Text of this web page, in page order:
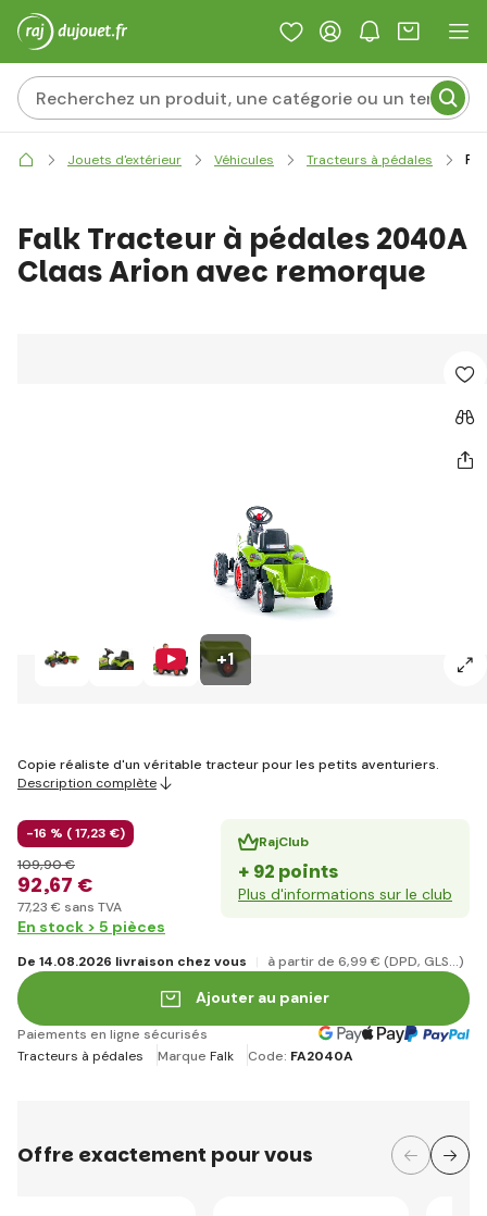
Jouets d'extérieur Véhicules Tracteurs à pédales
+1
Falk Tracteur à pédales 2040A
Claas Arion avec remorque
Copie réaliste d'un véritable tracteur pour les petits aventuriers.
Description complète
-16 % (17,23 €)
92,67 €
109,90 €
77,23 € sans TVA
RajClub
+ 92 points
Plus d'informations sur le club
En stock > 5 pièces
De 14.08.2026 livraison chez vous à partir de 6,99 € (DPD, GLS...)
Ajouter au panier
Paiements en ligne sécurisés
Tracteurs à pédales
Marque Falk Code: FA2040A
Offre exactement pour vous